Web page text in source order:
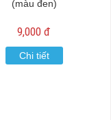
(màu đen)
9,000 đ
Chi tiết